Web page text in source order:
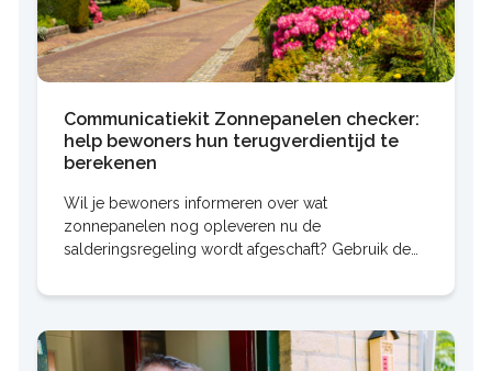
Communicatiekit Zonnepanelen checker:
help bewoners hun terugverdientijd te
berekenen
Wil je bewoners informeren over wat
zonnepanelen nog opleveren nu de
salderingsregeling wordt afgeschaft? Gebruik de
bewoners een eerlijk en objectief